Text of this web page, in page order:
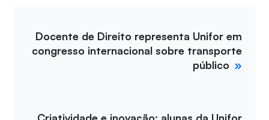
Docente de Direito representa Unifor em
congresso internacional sobre transporte
público